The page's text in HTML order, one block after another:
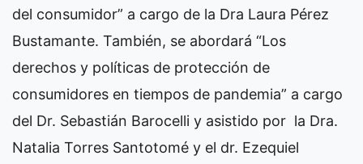
del consumidor” a cargo de la Dra Laura Pérez
Bustamante. También, se abordará “Los
derechos y políticas de protección de
consumidores en tiempos de pandemia” a cargo
del Dr. Sebastián Barocelli y asistido por la Dra.
Natalia Torres Santotomé y el dr. Ezequiel